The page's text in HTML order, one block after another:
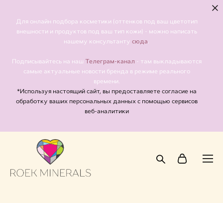
Для онлайн подбора косметики (оттенков под ваш цветотип
внешности и продуктов под ваш тип кожи) - можно написать
нашему консультанту сюда.
Подписывайтесь на наш Телеграм-канал - там выкладываются
самые актуальные новости бренда в режиме реального
времени.
*Используя настоящий сайт, вы предоставляете согласие на
обработку ваших персональных данных с помощью сервисов
веб-аналитики